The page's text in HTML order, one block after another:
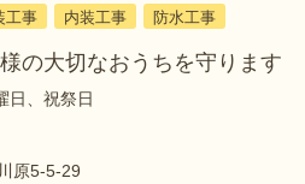
工事 内装工事 防水工事
の大切なおうちを守ります
日、祝祭日
原5-5-29